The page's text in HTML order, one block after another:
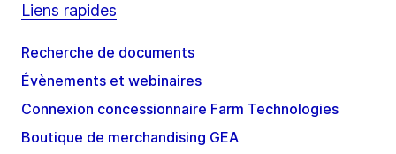
Liens rapides
Recherche de documents
Évènements et webinaires
Connexion concessionnaire Farm Technologies
Boutique de merchandising GEA